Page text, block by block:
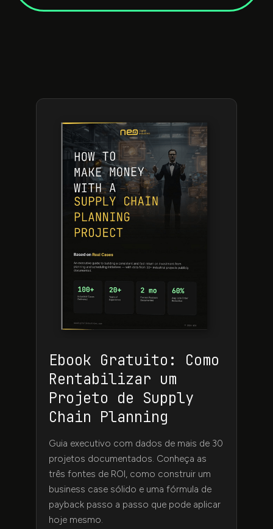
Ebook Gratuito: Como
Rentabilizar um
Projeto de Supply
Chain Planning
Guia executivo com dados de mais de 30
projetos documentados. Conheça as
três fontes de ROI, como construir um
business case sólido e uma fórmula de
payback passo a passo que pode aplicar
hoje mesmo.